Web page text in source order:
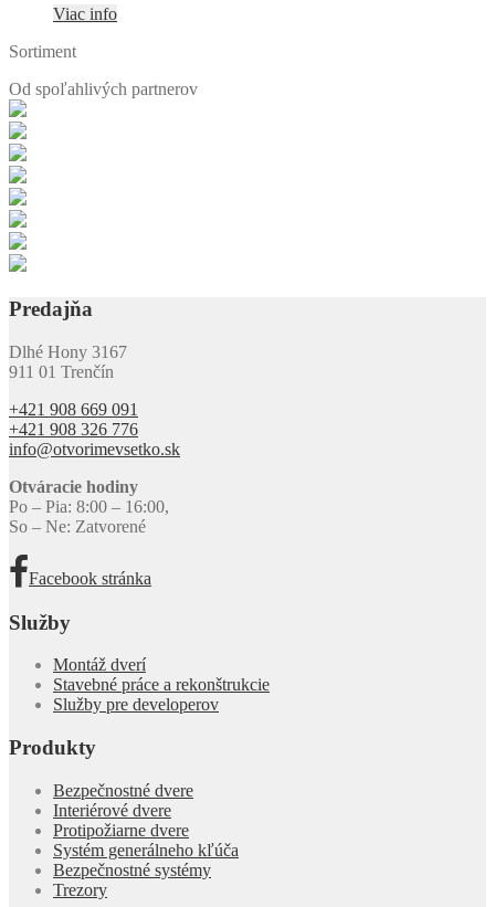
Viac info
Sortiment
Od spoľahlivých partnerov
Predajňa
Dlhé Hony 3167
911 01 Trenčín
+421 908 669 091
+421 908 326 776
info@otvorimevsetko.sk
Otváracie hodiny
Po – Pia: 8:00 – 16:00,
So – Ne: Zatvorené
Facebook stránka
Služby
Montáž dverí
Stavebné práce a rekonštrukcie
Služby pre developerov
Produkty
Bezpečnostné dvere
Interiérové dvere
Protipožiarne dvere
Systém generálneho kľúča
Bezpečnostné systémy
Trezory